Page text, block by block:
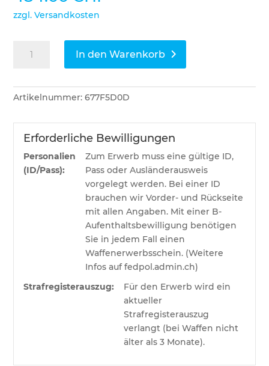
zzgl. Versandkosten
Pressluftgewehr
S4
Combo
In den Warenkorb
Artikelnummer:677F5D0D
Erforderliche Bewilligungen
Personalien
(ID/Pass):
Zum Erwerb muss eine gültige ID,
Pass oder Ausländerausweis
vorgelegt werden. Bei einer ID
brauchen wir Vorder- und Rückseite
mit allen Angaben. Mit einer B-
Aufenthaltsbewilligung benötigen
Sie in jedem Fall einen
Waffenerwerbsschein. (Weitere
Infos auf fedpol.admin.ch)
Strafregisterauszug:
Für den Erwerb wird ein
aktueller
Strafregisterauszug
verlangt (bei Waffen nicht
älter als 3 Monate).